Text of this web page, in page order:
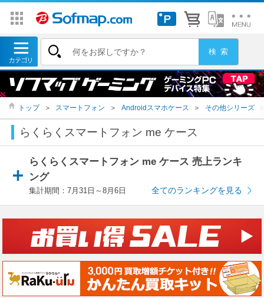
トップ ＞ スマートフォン ＞ Androidスマホケース ＞ その他シリーズ
らくらくスマートフォン me ケース
らくらくスマートフォン me ケース 売上ランキ
ング
集計期間：7月31日～8月6日 全てのランキングを見る